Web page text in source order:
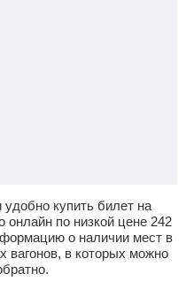
купить билет на
по низкой цене 242
о наличии мест в
вагонов, в которых можно